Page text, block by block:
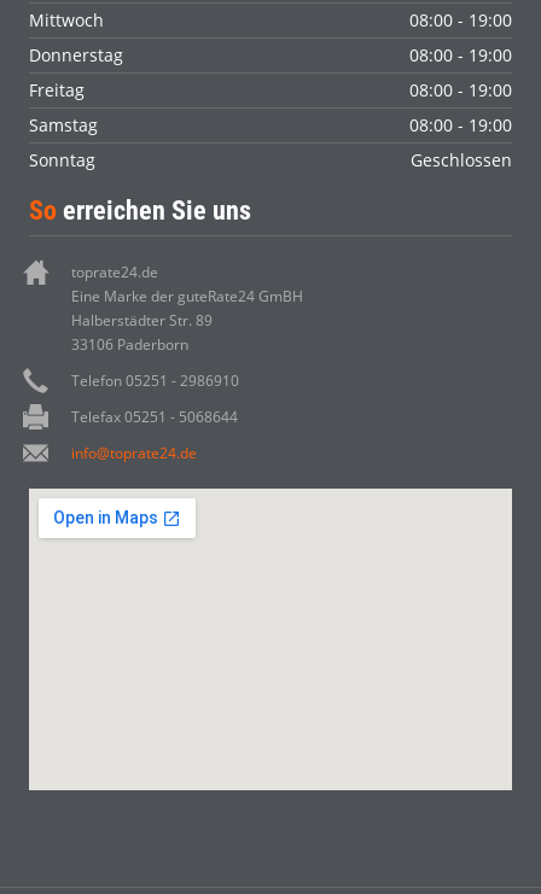
Mittwoch
08:00 - 19:00
Donnerstag
08:00 - 19:00
Freitag
08:00 - 19:00
Samstag
08:00 - 19:00
Sonntag
Geschlossen
So erreichen Sie uns
toprate24.de
Eine Marke der guteRate24 GmBH
Halberstädter Str. 89
33106 Paderborn
Telefon 05251 - 2986910
Telefax 05251 - 5068644
info@toprate24.de